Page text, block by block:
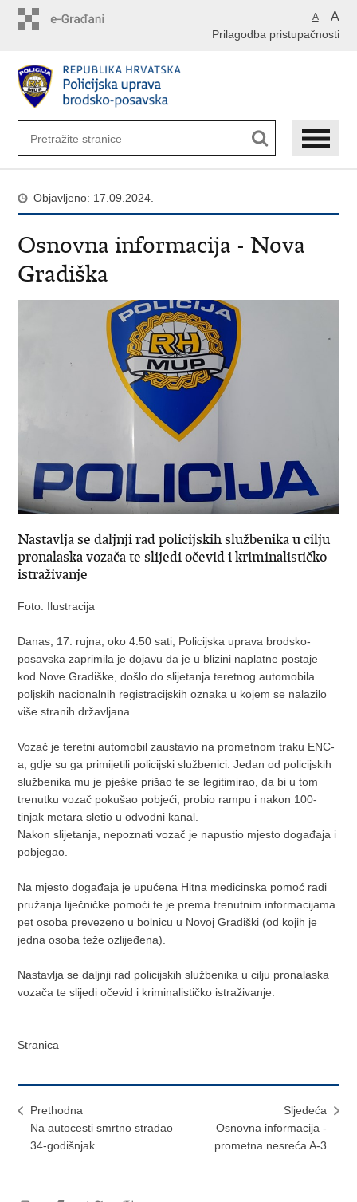
A A
Prilagodba pristupačnosti
Objavljeno: 17.09.2024.
Osnovna informacija - Nova
Gradiška
Nastavlja se daljnji rad policijskih službenika u cilju
pronalaska vozača te slijedi očevid i kriminalističko
istraživanje
Foto: Ilustracija
Danas, 17. rujna, oko 4.50 sati, Policijska uprava brodsko-
posavska zaprimila je dojavu da je u blizini naplatne postaje
kod Nove Gradiške, došlo do slijetanja teretnog automobila
poljskih nacionalnih registracijskih oznaka u kojem se nalazilo
više stranih državljana.
Vozač je teretni automobil zaustavio na prometnom traku ENC-
a, gdje su ga primijetili policijski službenici. Jedan od policijskih
službenika mu je pješke prišao te se legitimirao, da bi u tom
trenutku vozač pokušao pobjeći, probio rampu i nakon 100-
tinjak metara sletio u odvodni kanal.
Nakon slijetanja, nepoznati vozač je napustio mjesto događaja i
pobjegao.
Na mjesto događaja je upućena Hitna medicinska pomoć radi
pružanja liječničke pomoći te je prema trenutnim informacijama
pet osoba prevezeno u bolnicu u Novoj Gradiški (od kojih je
jedna osoba teže ozlijeđena).
Nastavlja se daljnji rad policijskih službenika u cilju pronalaska
vozača te slijedi očevid i kriminalističko istraživanje.
Stranica
Prethodna
Na autocesti smrtno stradao
34-godišnjak
Sljedeća
Osnovna informacija -
prometna nesreća A-3